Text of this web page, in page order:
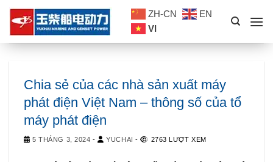
Skip
content
ZH-CN
EN
VI
Chia sẻ của các nhà sản xuất máy
phát điện Việt Nam – thông số của tổ
máy phát điện
5 THÁNG 3, 2024 - YUCHAI - 2763 LƯỢT XEM